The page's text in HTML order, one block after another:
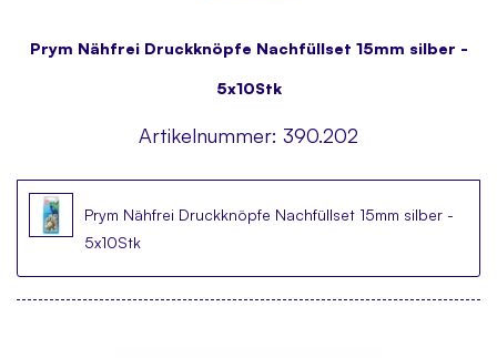
Prym Nähfrei Druckknöpfe Nachfüllset 15mm silber -
5x10Stk
Artikelnummer: 390.202
Prym Nähfrei Druckknöpfe Nachfüllset 15mm silber -
5x10Stk